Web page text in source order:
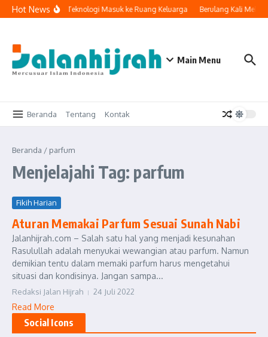
Lewati ke konten
Hot NewsKetika Teknologi Masuk ke Ruang Keluarga Berulang Kali
Main Menu
Beranda Tentang Kontak
Beranda / parfum
Menjelajahi Tag: parfum
Fikih Harian
Aturan Memakai Parfum Sesuai Sunah Nabi
Jalanhijrah.com – Salah satu hal yang menjadi kesunahan
Rasulullah adalah menyukai wewangian atau parfum. Namun
demikian tentu dalam memaki parfum harus mengetahui
situasi dan kondisinya. Jangan sampa...
Redaksi Jalan Hijrah 24 Juli 2022
Read More
Social Icons